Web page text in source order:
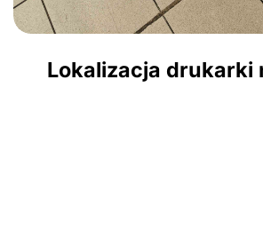
Lokalizacja drukarki